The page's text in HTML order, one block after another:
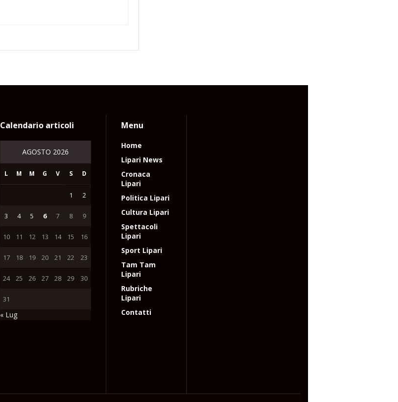
Calendario articoli
AGOSTO 2026
L M M G V S D
1 2
3 4 5 6 7 8 9
10 11 12 13 14 15 16
17 18 19 20 21 22 23
24 25 26 27 28 29 30
31
« Lug
Menu
Home
Lipari News
Cronaca
Lipari
Politica Lipari
Cultura Lipari
Spettacoli
Lipari
Sport Lipari
Tam Tam
Lipari
Rubriche
Lipari
Contatti